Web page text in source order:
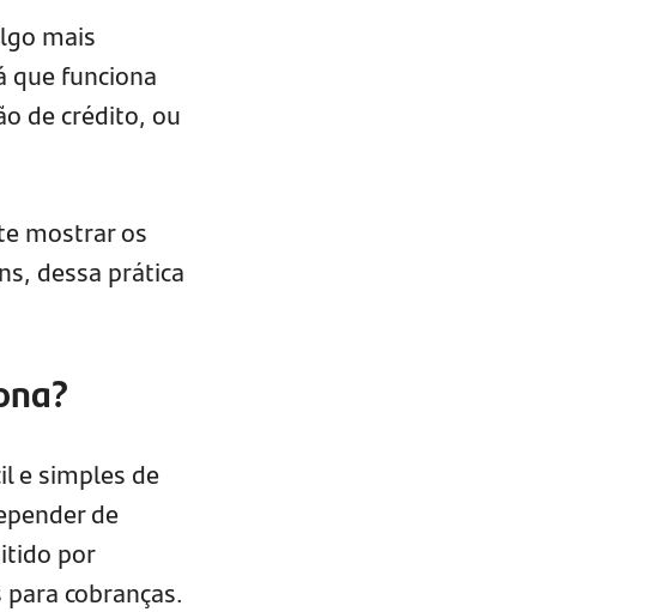
mais
que funciona
de crédito, ou
mostrar os
dessa prática
e simples de
de
por
cobranças.